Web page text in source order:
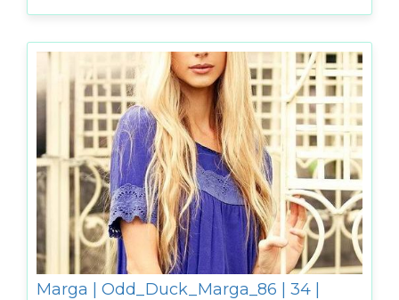
Marga | Odd_Duck_Marga_86 | 34 |